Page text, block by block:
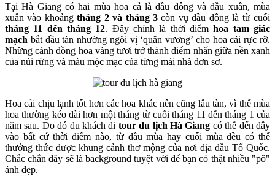
Tại Hà Giang có hai mùa hoa cả là đầu đông và đầu xuân, mùa
xuân vào khoảngtháng 2 và tháng 3còn vụ đầu đông là từ cuối
tháng 11 đến tháng 12. Đây chính là thời điểmhoa tam giác
mạch bắt đầu tàn nhường ngôi vị ‘quân vương’ cho hoa cải rực rỡ.
Những cánh đồng hoa vàng tươi trở thành điểm nhấn giữa nền xanh
của núi rừng và màu mộc mạc của từng mái nhà đơn sơ.
Hoa cải chịu lạnh tốt hơn các hoa khác nên cũng lâu tàn, vì thế mùa
hoa thường kéo dài hơn một tháng từ cuối tháng 11 đến tháng 1 của
năm sau. Do đó du khách đi tour du lịch Hà Giang có thể đến đây
vào bất cứ thời điểm nào, từ đầu mùa hay cuối mùa đều có thể
thưởng thức được khung cảnh thơ mộng của nơi địa đầu Tổ Quốc.
Chắc chắn đây sẽ là background tuyệt vời để bạn có thật nhiều "pô"
ảnh đẹp.